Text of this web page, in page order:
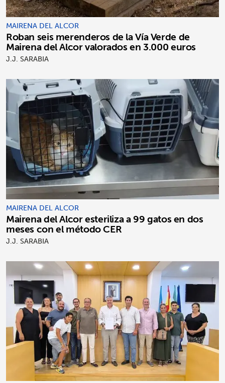
MAIRENA DEL ALCOR
Roban seis merenderos de la Vía Verde de
Mairena del Alcor valorados en 3.000 euros
J.J. SARABIA
MAIRENA DEL ALCOR
Mairena del Alcor esteriliza a 99 gatos en dos
meses con el método CER
J.J. SARABIA